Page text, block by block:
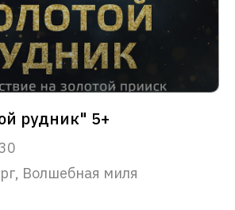
рудник" 5+
Волшебная миля